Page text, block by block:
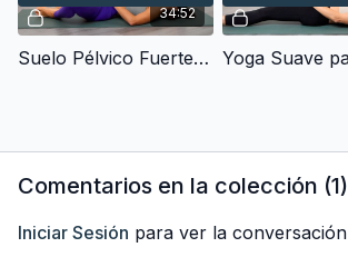
34:52
Suelo Pélvico Fuerte & Sano - Pilates con Ejercicios de Kegel (30 min)
Comentarios en la colección (1)
Iniciar Sesión para ver la conversación